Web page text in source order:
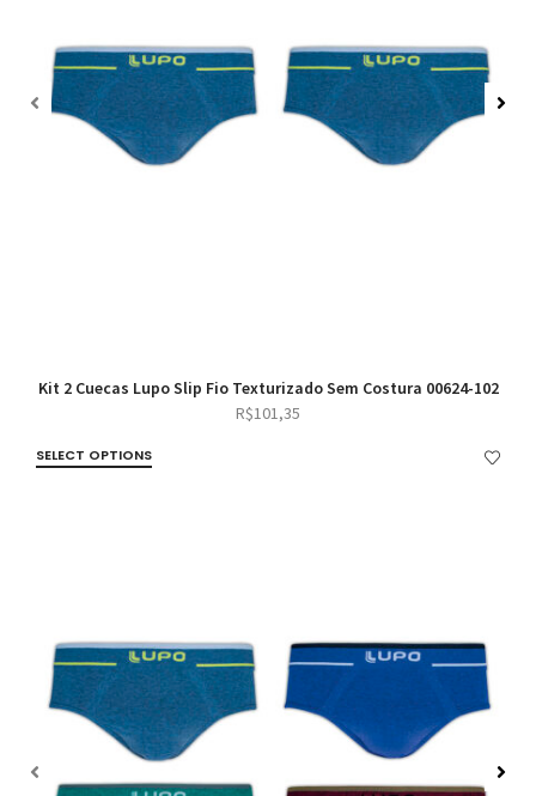
Kit 2 Cuecas Lupo Slip Fio Texturizado Sem Costura 00624-102
R$101,35
SELECT OPTIONS